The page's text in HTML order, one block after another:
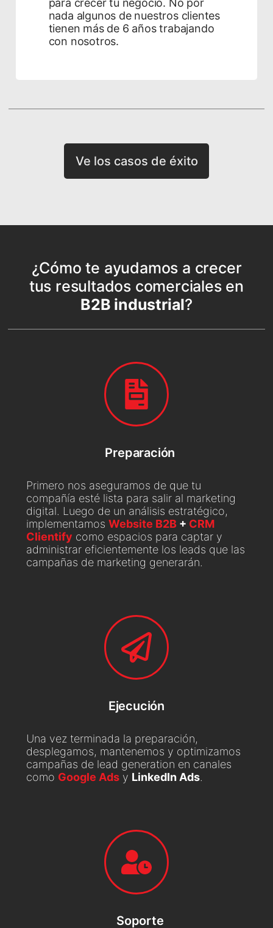
para crecer tu negocio. No por
nada algunos de nuestros clientes
tienen más de 6 años trabajando
con nosotros.
Ve los casos de éxito
¿Cómo te ayudamos a crecer
tus resultados comerciales en
B2B industrial?
Preparación
Primero nos aseguramos de que tu
compañía esté lista para salir al marketing
digital. Luego de un análisis estratégico,
implementamosWebsite B2B + CRM
Clientify como espacios para captar y
administrar eficientemente los leads que las
campañas de marketing generarán.
Ejecución
Una vez terminada la preparación,
desplegamos, mantenemos y optimizamos
campañas de lead generation en canales
como Google Ads y LinkedIn Ads.
Soporte